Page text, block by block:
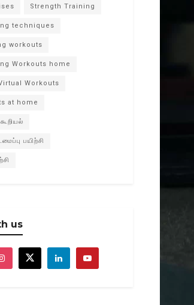
Strength Training
techniques
workouts
Workouts home
Workouts
at home
பயிற்சி
us